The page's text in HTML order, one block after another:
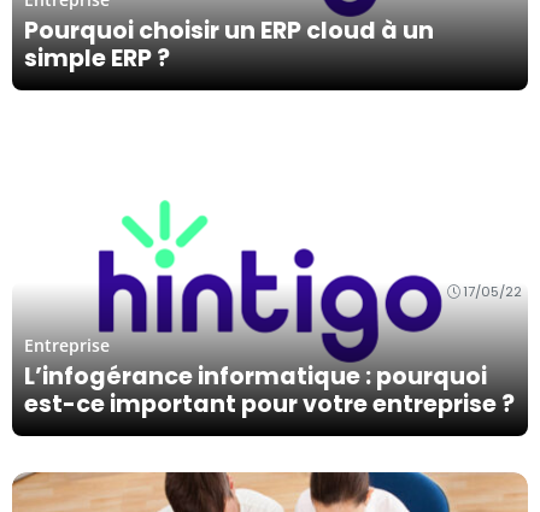
Pourquoi choisir un ERP cloud à un
simple ERP ?
L’infogérance informatique : pourquoi
est-ce important pour votre entreprise ?
Entreprise
17/05/22